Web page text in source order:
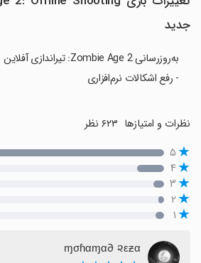
جدید
به‌روزرسانی Zombie Age 2: تیراندازی آفلاین
- رفع اشکالات نرم‌افزاری
نظرات و امتیازها
۵
۴
۳
۲
۱
ɱσɦαɱα∂ ૨εƶα